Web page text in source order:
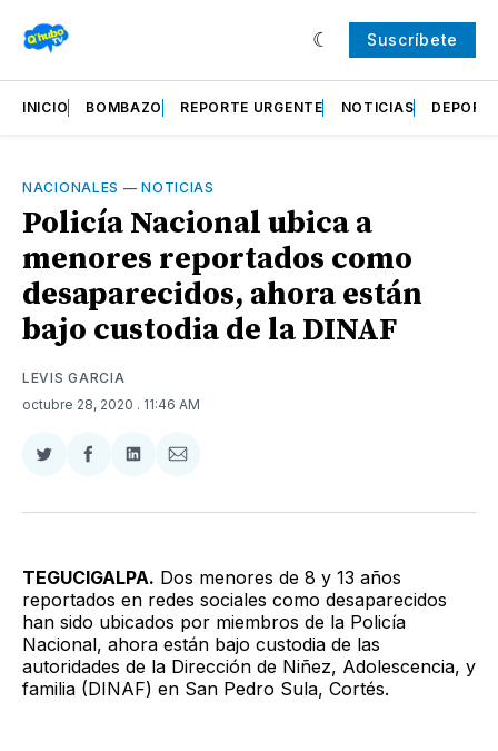
Suscríbete
INICIO BOMBAZO REPORTE URGENTE NOTICIAS
NACIONALES —NOTICIAS
Policía Nacional ubica a
menores reportados como
desaparecidos, ahora están
bajo custodia de la DINAF
LEVIS GARCIA
octubre 28, 2020 . 11:46 AM
Compartir
Twitter
Compartir
Facebook
Compartir
LinkedIn
Compartir
Email
TEGUCIGALPA. Dos menores de 8 y 13 años
reportados en redes sociales como desaparecidos
han sido ubicados por miembros de la Policía
Nacional, ahora están bajo custodia de las
autoridades de la Dirección de Niñez, Adolescencia, y
familia (DINAF) en San Pedro Sula, Cortés.